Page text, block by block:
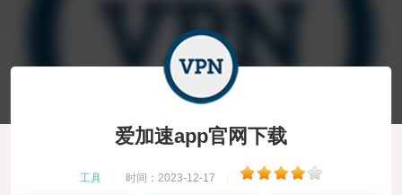
爱加速app官网下载
工具 时间：2023-12-17